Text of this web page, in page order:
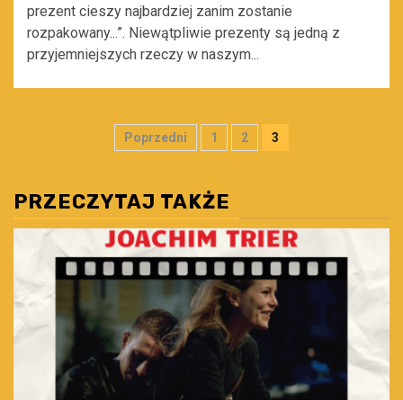
prezent cieszy najbardziej zanim zostanie
rozpakowany...”. Niewątpliwie prezenty są jedną z
przyjemniejszych rzeczy w naszym...
Stronicowanie
Poprzedni 1 2 3
PRZECZYTAJ TAKŻE